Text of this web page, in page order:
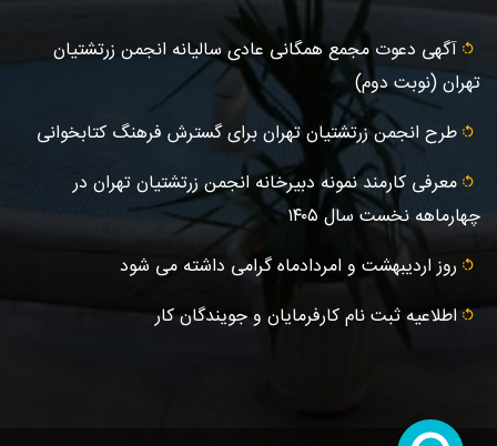
آگهى دعوت مجمع همگانی عادى ساليانه انجمن زرتشتيان
تهران (نوبت دوم)
طرح انجمن زرتشتیان تهران برای گسترش فرهنگ کتابخوانی
معرفی کارمند نمونه دبیرخانه انجمن زرتشتیان تهران در
چهارماهه نخست سال ۱۴۰۵
روز اردیبهشت و امردادماه گرامی داشته می شود
اطلاعیه ثبت‌ نام کارفرمایان و جویندگان کار